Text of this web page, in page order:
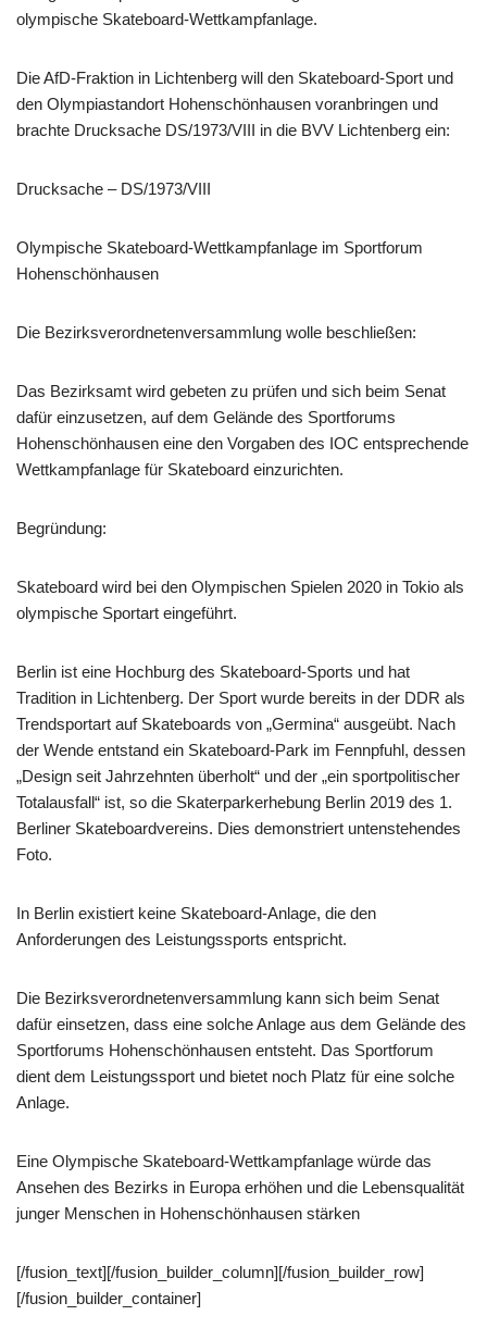
olympische Skateboard-Wettkampfanlage.
Die AfD-Fraktion in Lichtenberg will den Skateboard-Sport und
den Olympiastandort Hohenschönhausen voranbringen und
brachte Drucksache DS/1973/VIII in die BVV Lichtenberg ein:
Drucksache – DS/1973/VIII
Olympische Skateboard-Wettkampfanlage im Sportforum
Hohenschönhausen
Die Bezirksverordnetenversammlung wolle beschließen:
Das Bezirksamt wird gebeten zu prüfen und sich beim Senat
dafür einzusetzen, auf dem Gelände des Sportforums
Hohenschönhausen eine den Vorgaben des IOC entsprechende
Wettkampfanlage für Skateboard einzurichten.
Begründung:
Skateboard wird bei den Olympischen Spielen 2020 in Tokio als
olympische Sportart eingeführt.
Berlin ist eine Hochburg des Skateboard-Sports und hat
Tradition in Lichtenberg. Der Sport wurde bereits in der DDR als
Trendsportart auf Skateboards von „Germina“ ausgeübt. Nach
der Wende entstand ein Skateboard-Park im Fennpfuhl, dessen
„Design seit Jahrzehnten überholt“ und der „ein sportpolitischer
Totalausfall“ ist, so die Skaterparkerhebung Berlin 2019 des 1.
Berliner Skateboardvereins. Dies demonstriert untenstehendes
Foto.
In Berlin existiert keine Skateboard-Anlage, die den
Anforderungen des Leistungssports entspricht.
Die Bezirksverordnetenversammlung kann sich beim Senat
dafür einsetzen, dass eine solche Anlage aus dem Gelände des
Sportforums Hohenschönhausen entsteht. Das Sportforum
dient dem Leistungssport und bietet noch Platz für eine solche
Anlage.
Eine Olympische Skateboard-Wettkampfanlage würde das
Ansehen des Bezirks in Europa erhöhen und die Lebensqualität
junger Menschen in Hohenschönhausen stärken
[/fusion_text][/fusion_builder_column][/fusion_builder_row]
[/fusion_builder_container]